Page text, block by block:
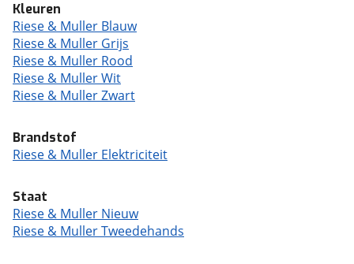
Kleuren
Riese & Muller Blauw
Riese & Muller Grijs
Riese & Muller Rood
Riese & Muller Wit
Riese & Muller Zwart
Brandstof
Riese & Muller Elektriciteit
Staat
Riese & Muller Nieuw
Riese & Muller Tweedehands